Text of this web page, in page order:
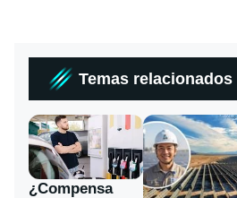
Temas relacionados
¿Compensa